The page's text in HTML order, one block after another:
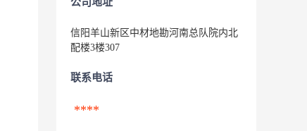
信阳羊山新区中材地勘河南总队院内北
配楼3楼307
联系电话
****